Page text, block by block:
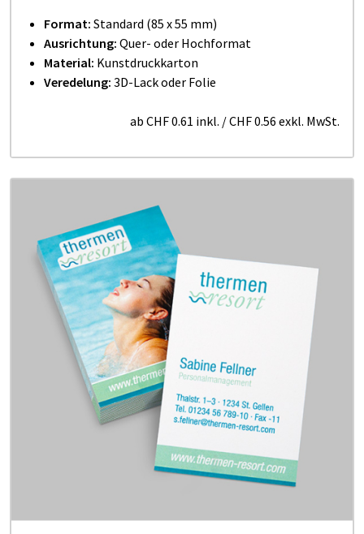
Format: Standard (85 x 55 mm)
Ausrichtung: Quer- oder Hochformat
Material: Kunstdruckkarton
Veredelung: 3D-Lack oder Folie
ab CHF 0.61 inkl. /CHF 0.56 exkl. MwSt.